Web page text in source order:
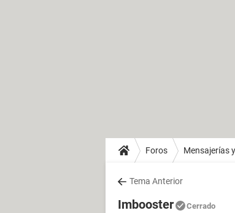
Foros Mensajerías
Tema Anterior
Imbooster Cerrado